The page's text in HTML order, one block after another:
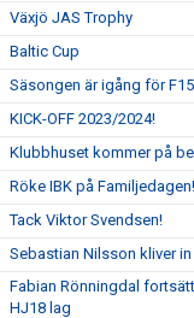
Växjö JAS Trophy
Baltic Cup
Säsongen är igång för
KICK-OFF 2023/2024!
Klubbhuset kommer på
Röke IBK på Familjedagen!
Tack Viktor Svendsen!
Sebastian Nilsson kliver
Fabian Rönningdal
HJ18 lag